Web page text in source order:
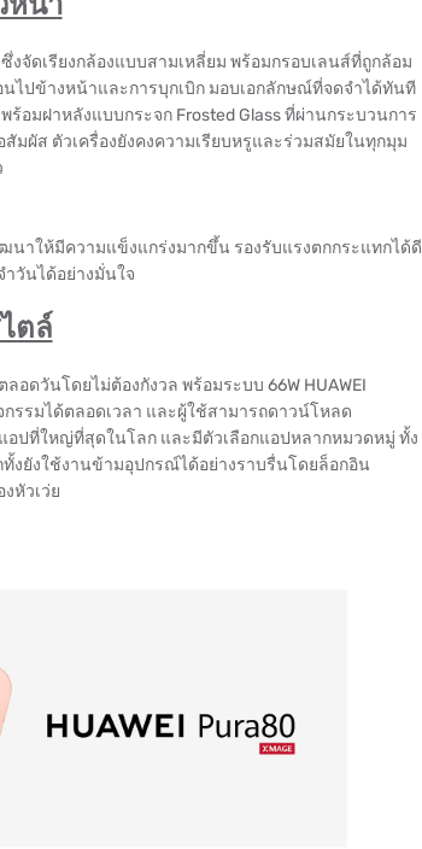
งจัดเรียงกล้องแบบสามเหลี่ยม พร้อมกรอบเลนส์ที่ถูกล้อม
ปข้างหน้าและการบุกเบิก มอบเอกลักษณ์ที่จดจำได้ทันที
มฝาหลังแบบกระจก Frosted Glass ที่ผ่านกระบวนการ
มผัส ตัวเครื่องยังคงความเรียบหรูและร่วมสมัยในทุกมุม
นาให้มีความแข็งแกร่งมากขึ้น รองรับแรงตกกระแทกได้ดี
วันได้อย่างมั่นใจ
ตล์
อดวันโดยไม่ต้องกังวล พร้อมระบบ 66W HUAWEI
รรมได้ตลอดเวลา และผู้ใช้สามารถดาวน์โหลด
อปที่ใหญ่ที่สุดในโลก และมีตัวเลือกแอปหลากหมวดหมู่ ทั้ง
งยังใช้งานข้ามอุปกรณ์ได้อย่างราบรื่นโดยล็อกอิน
หัวเว่ย